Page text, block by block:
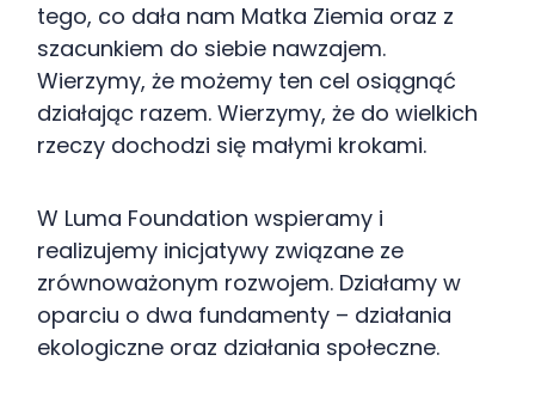
tego, co dała nam Matka Ziemia oraz z
szacunkiem do siebie nawzajem.
Wierzymy, że możemy ten cel osiągnąć
działając razem. Wierzymy, że do wielkich
rzeczy dochodzi się małymi krokami.
W Luma Foundation wspieramy i
realizujemy inicjatywy związane ze
zrównoważonym rozwojem. Działamy w
oparciu o dwa fundamenty – działania
ekologiczne oraz działania społeczne.